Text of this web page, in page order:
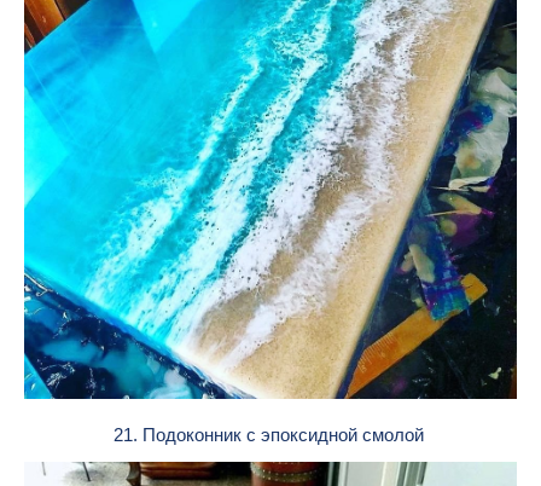
21. Подоконник с эпоксидной смолой